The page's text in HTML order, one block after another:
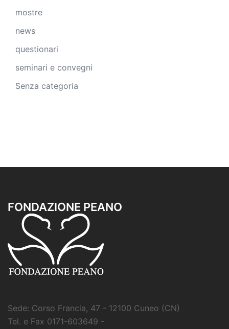
mostre
news
questionari
seminari e convegni
Senza categoria
FONDAZIONE PEANO
Sede: Corso Francia, 47 - 12100 Cuneo (CN)
Tel. e Fax 0171-603649 -